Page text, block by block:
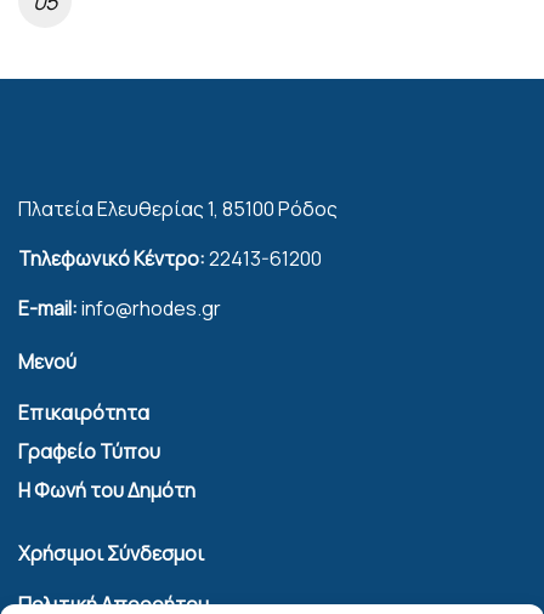
Πλατεία Ελευθερίας 1, 85100 Ρόδος
Τηλεφωνικό Κέντρο:22413-61200
E-mail:info@rhodes.gr
Μενού
Επικαιρότητα
Γραφείο Τύπου
Η Φωνή του Δημότη
Χρήσιμοι Σύνδεσμοι
Πολιτική Απορρήτου